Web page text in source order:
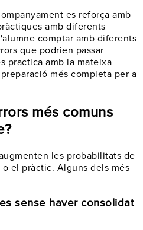
es reforça amb
amb diferents
comptar amb diferents
que podrien passar
practica amb la mateixa
més completa per a
més comuns
les probabilitats de
el pràctic. Alguns dels més
sense haver consolidat